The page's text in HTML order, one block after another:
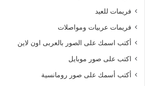
فريمات للعيد
فريمات عربيات ومواصلات
أكتب اسمك على الصور بالعربى اون لاين
اكتب على صور موبايل
أكتب أسمك على صور رومانسية